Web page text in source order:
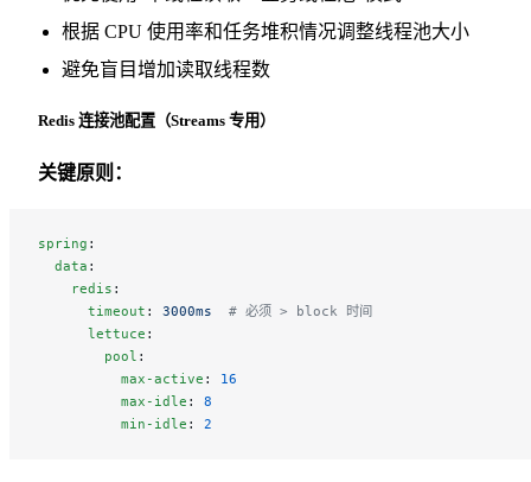
根据 CPU 使用率和任务堆积情况调整线程池大小
避免盲目增加读取线程数
Redis 连接池配置（Streams 专用）
关键原则：
spring :
  data
:
    redis
:
      timeout
: 3000ms
  # 必须 > block 时间
      lettuce
:
        pool
:
          max-active
: 16
          max-idle
: 8
          min-idle
: 2